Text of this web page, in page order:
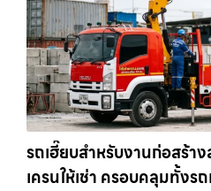
รถเฮี๊ยบสำหรับงานก่อสร้า
เครนให้เช่า ครอบคลุมทั้งร